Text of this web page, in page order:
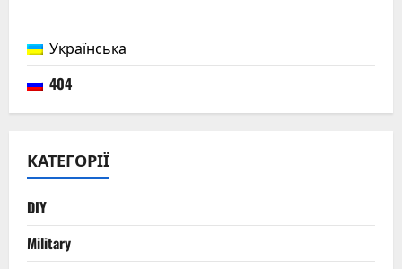
Українська
404
КАТЕГОРІЇ
DIY
Military